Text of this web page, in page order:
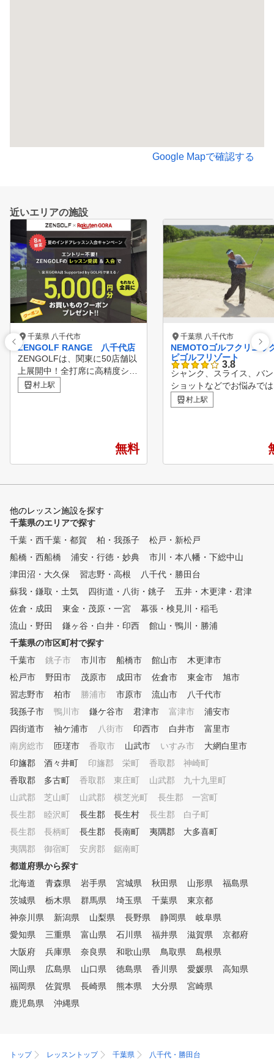
Google Mapで確認する
近いエリアの施設
千葉県 八千代市
ZENGOLF RANGE 八千代店
ZENGOLFは、関東に50店舗以
上展開中！全打席に高精度シミ
ュレーターを完備したレッスン
受け放題・レンジ使い放題の定
度でも受けられて、短期間での
スコアアップを目指すことがで
ドローなどの球筋を忠実に再現
。ショット改善に必要な項目が
数値化され、ゴルフの現状と課
題が「見える化」されます。ま
た、毎回自動的に2方向からス
生や一時停止などで自分のフォ
ームを客観的かつ詳細に確認す
ることができます。 ②シミュ
レーターを活用した専属プロに
よるレッスン シミュレーター
により「見える化」されたデー
専属プロがレッスンをおこない
ます。会員様に目標をお聞きし
、シミュレーターの映像や数値
データを確認しながら、会員様
にわかりやすくレッスンします
。会員様一人一人のレッスン内
回の復習や今後の課題など、継
続してレッスンを受けていただ
けます。 ③レッスン受け放題
、レンジ使い放題のサブスクモ
デル 外部資格を有する専属プ
ロのレッスンを、毎日、何度で
い放題なので、一人で練習した
い時にはシミュレーションを使
って、効率よく練習できます。
お客様のご予定にあわせて、ご
利用ください。 ④ゴルフ初心
者から上級者まで楽しめる練習
で繰り返しショット練習したり
、ゲーム感覚でティーショット
やアプローチの練習を楽しんだ
り、実際のコースをリアルに再
現したコースでラウンドしたり
、数多くの練習モードがありま
せて、飽きずに練習していただ
村上駅
無料
千葉県 八千代市
NEMOTOゴルフクリニッ
ピゴルフリゾート
3.8
シャンク、スライス、バ
ショットなどでお悩みで
でしょうか。 頭を動かし
いけない。フォロースル
でいないで、当スクール
が生かせるスクール、
。
村上駅
他のレッスン施設を探す
千葉県のエリアで探す
千葉・西千葉・都賀
柏・我孫子
松戸・新松戸
船橋・西船橋
浦安・行徳・妙典
市川・本八幡・下総中山
津田沼・大久保
習志野・高根
八千代・勝田台
蘇我・鎌取・土気
四街道・八街・銚子
五井・木更津・君津
佐倉・成田
東金・茂原・一宮
幕張・検見川・稲毛
流山・野田
鎌ヶ谷・白井・印西
館山・鴨川・勝浦
千葉県の市区町村で探す
千葉市
銚子市 市川市 船橋市 館山市
木更津市
松戸市
野田市 茂原市 成田市 佐倉市 東金市
旭市
習志野市
柏市 勝浦市 市原市 流山市
八千代市
我孫子市
鴨川市 鎌ケ谷市 君津市 富津市
浦安市
四街道市
袖ケ浦市 八街市 印西市 白井市
富里市
南房総市
匝瑳市 香取市 山武市 いすみ市
大網白里市
印旛郡 酒々井町
印旛郡 栄町
香取郡 神崎町
香取郡 多古町
香取郡 東庄町
山武郡 九十九里町
山武郡 芝山町
山武郡 横芝光町
長生郡 一宮町
長生郡 睦沢町
長生郡 長生村
長生郡 白子町
長生郡 長柄町
長生郡 長南町
夷隅郡 大多喜町
夷隅郡 御宿町
安房郡 鋸南町
都道府県から探す
北海道
青森県 岩手県 宮城県 秋田県 山形県
福島県
茨城県
栃木県 群馬県 埼玉県 千葉県
東京都
神奈川県
新潟県 山梨県 長野県 静岡県
岐阜県
愛知県
三重県 富山県 石川県 福井県 滋賀県
京都府
大阪府
兵庫県 奈良県 和歌山県 鳥取県
島根県
岡山県
広島県 山口県 徳島県 香川県 愛媛県
高知県
福岡県
佐賀県 長崎県 熊本県 大分県
宮崎県
鹿児島県
沖縄県
トップ レッスントップ 千葉県 八千代・勝田台